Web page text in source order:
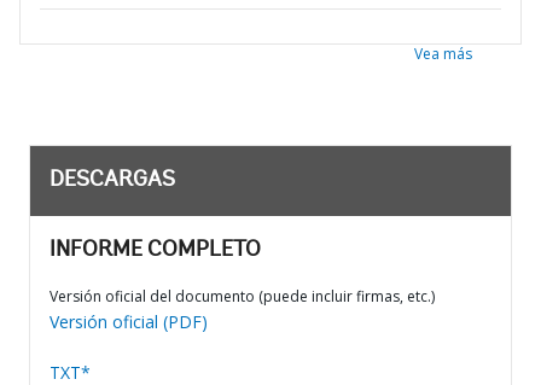
Vea más
DESCARGAS
INFORME COMPLETO
Versión oficial del documento (puede incluir firmas, etc.)
Versión oficial (PDF)
TXT*